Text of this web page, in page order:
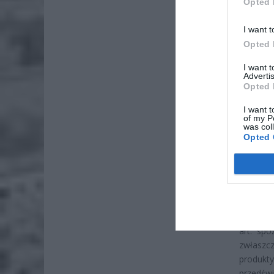
I want
Opted
I want
Opted
I want
of my
was
Opted
4
–
art.